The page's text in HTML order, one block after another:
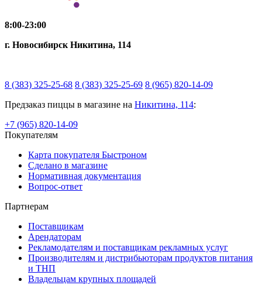
8:00-23:00
г. Новосибирск Никитина, 114
8 (383) 325-25-68 8 (383) 325-25-69 8 (965) 820-14-09
Предзаказ пиццы в магазине на Никитина, 114:
+7 (965) 820-14-09
Покупателям
Карта покупателя Быстроном
Сделано в магазине
Нормативная документация
Вопрос-ответ
Партнерам
Поставщикам
Арендаторам
Рекламодателям и поставщикам рекламных услуг
Производителям и дистрибьюторам продуктов питания
и ТНП
Владельцам крупных площадей